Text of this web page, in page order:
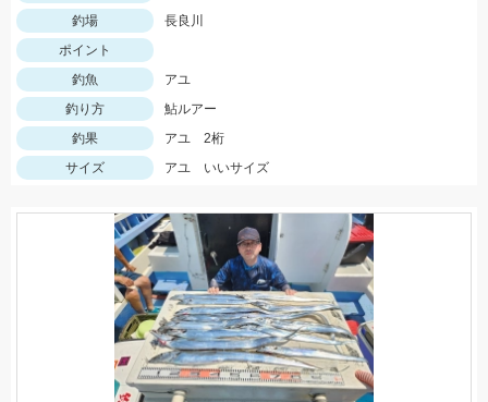
釣場
長良川
ポイント
釣魚
アユ
釣り方
鮎ルアー
釣果
アユ 2桁
サイズ
アユ いいサイズ